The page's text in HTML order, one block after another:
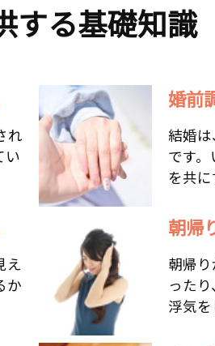
する基礎知識
れ
い
婚前
結婚
です
を共
え
か
朝帰
朝帰
った
浮気